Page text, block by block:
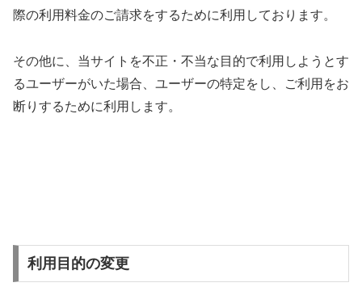
際の利用料金のご請求をするために利用しております。
その他に、当サイトを不正・不当な目的で利用しようとす
るユーザーがいた場合、ユーザーの特定をし、ご利用をお
断りするために利用します。
利用目的の変更